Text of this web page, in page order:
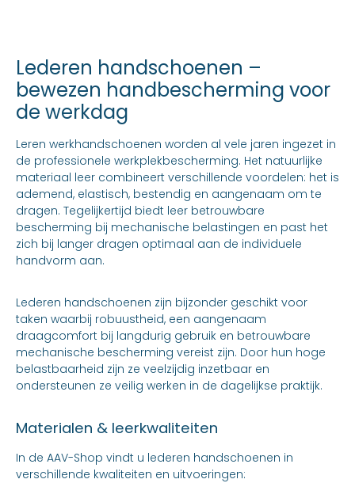
Lederen handschoenen –
bewezen handbescherming voor
de werkdag
Leren werkhandschoenen worden al vele jaren ingezet in
de professionele werkplekbescherming. Het natuurlijke
materiaal leer combineert verschillende voordelen: het is
ademend, elastisch, bestendig en aangenaam om te
dragen. Tegelijkertijd biedt leer betrouwbare
bescherming bij mechanische belastingen en past het
zich bij langer dragen optimaal aan de individuele
handvorm aan.
Lederen handschoenen zijn bijzonder geschikt voor
taken waarbij robuustheid, een aangenaam
draagcomfort bij langdurig gebruik en betrouwbare
mechanische bescherming vereist zijn. Door hun hoge
belastbaarheid zijn ze veelzijdig inzetbaar en
ondersteunen ze veilig werken in de dagelijkse praktijk.
Materialen & leerkwaliteiten
In de AAV-Shop vindt u lederen handschoenen in
verschillende kwaliteiten en uitvoeringen: